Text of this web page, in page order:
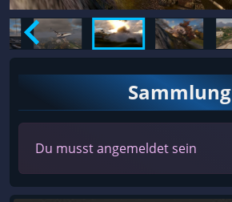
Sammlung
Du musst angemeldet sein